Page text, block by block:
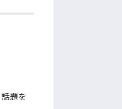
題を